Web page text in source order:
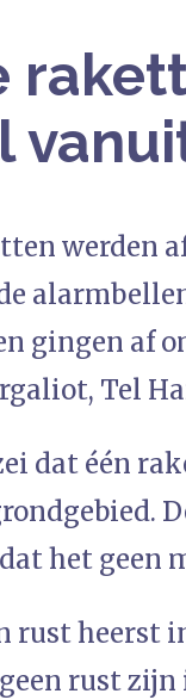
werden
gingen af
Tel
dat één
het geen
rust heerst
rust zijn